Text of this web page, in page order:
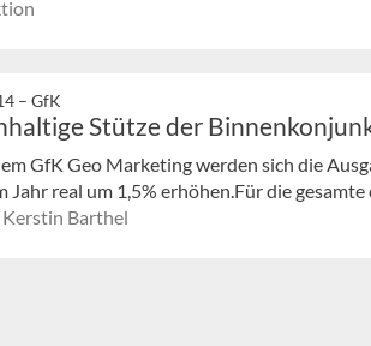
– GfK
Stütze der
GfK Geo Marketing werden sich die
Jahr real um 1,5% erhöhen.Für die
Barthel